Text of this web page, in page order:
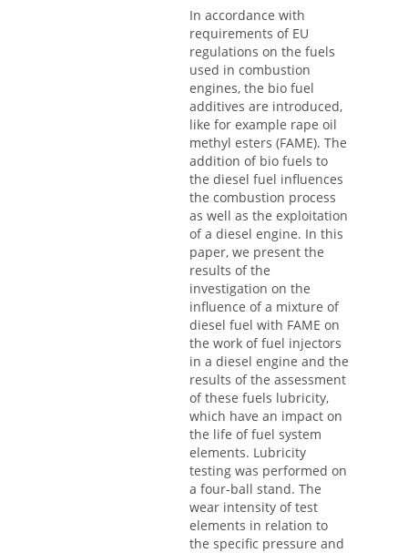
In accordance with
requirements of EU
regulations on the fuels
used in combustion
engines, the bio fuel
additives are introduced,
like for example rape oil
methyl esters (FAME). The
addition of bio fuels to
the diesel fuel influences
the combustion process
as well as the exploitation
of a diesel engine. In this
paper, we present the
results of the
investigation on the
influence of a mixture of
diesel fuel with FAME on
the work of fuel injectors
in a diesel engine and the
results of the assessment
of these fuels lubricity,
which have an impact on
the life of fuel system
elements. Lubricity
testing was performed on
a four-ball stand. The
wear intensity of test
elements in relation to
the specific pressure and